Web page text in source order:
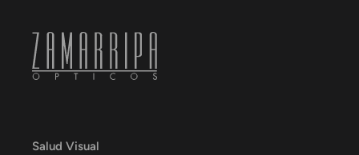
Salud Visual